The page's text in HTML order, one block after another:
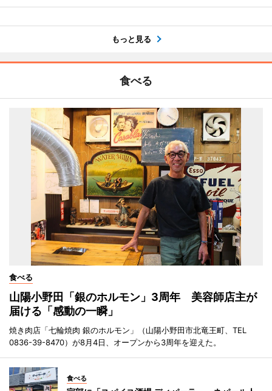
もっと見る
食べる
食べる
山陽小野田「銀のホルモン」3周年 美容師店主が
届ける「感動の一瞬」
焼き肉店「七輪焼肉 銀のホルモン」（山陽小野田市北竜王町、TEL
0836-39-8470）が8月4日、オープンから3周年を迎えた。
食べる